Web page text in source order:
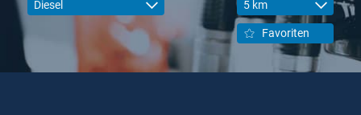
Diesel 5 km
Favoriten